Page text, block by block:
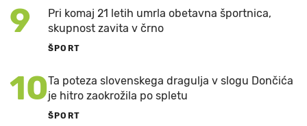
9
Pri komaj 21 letih umrla obetavna športnica,
skupnost zavita v črno
ŠPORT
10Ta poteza slovenskega dragulja v slogu Dončića
je hitro zaokrožila po spletu
ŠPORT